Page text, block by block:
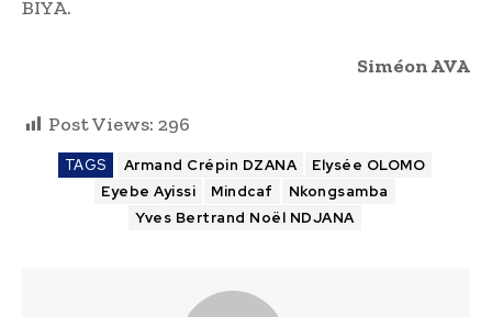
BIYA.
Siméon AVA
Post Views: 296
TAGS Armand Crépin DZANA
Elysée OLOMO
Eyebe Ayissi
Mindcaf
Nkongsamba
Yves Bertrand Noël NDJANA